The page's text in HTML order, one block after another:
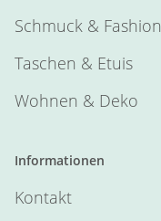
Schmuck & Fashion
Taschen & Etuis
Wohnen & Deko
Informationen
Kontakt